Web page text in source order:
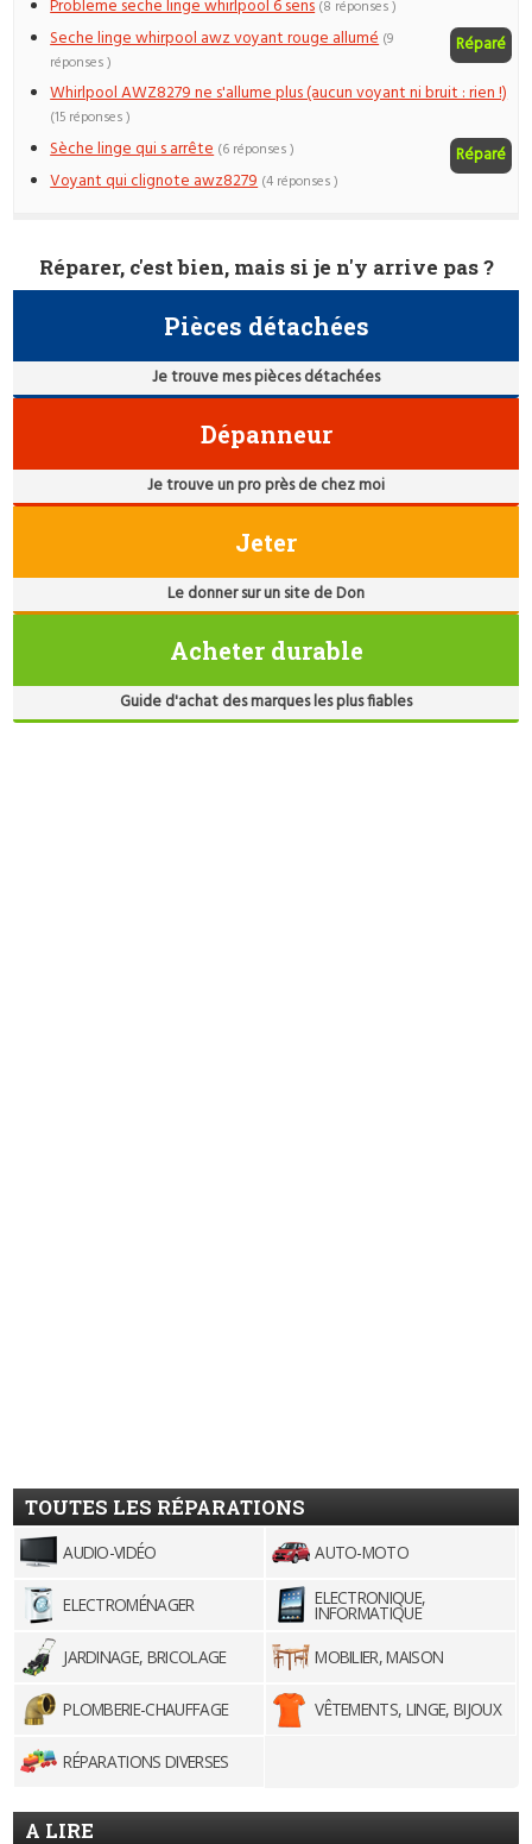
Probleme seche linge whirlpool 6 sens (8 réponses )
Seche linge whirpool awz voyant rouge allumé Réparé
(9
réponses )
Whirlpool AWZ8279 ne s'allume plus (aucun voyant ni bruit : rien !)
(15 réponses )
Sèche linge qui s arrête Réparé
(6 réponses )
Voyant qui clignote awz8279 (4 réponses )
Réparer, c'est bien, mais si je n'y arrive pas ?
Pièces détachées
Je trouve mes pièces détachées
Dépanneur
Je trouve un pro près de chez moi
Jeter
Le donner sur un site de Don
Acheter durable
Guide d'achat des marques les plus fiables
TOUTES LES RÉPARATIONS
AUDIO-VIDÉO AUTO-MOTO
ELECTROMÉNAGER ELECTRONIQUE,
INFORMATIQUE
JARDINAGE, BRICOLAGE
MOBILIER, MAISON
PLOMBERIE-CHAUFFAGE VÊTEMENTS, LINGE, BIJOUX
RÉPARATIONS DIVERSES
A LIRE